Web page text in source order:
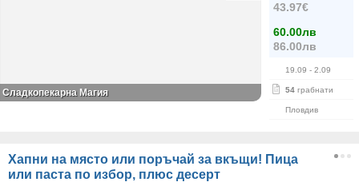
43.97€
60.00лв
86.00лв
19.09 - 2.09
54 грабнати
Пловдив
Сладкопекарна Магия
Хапни на място или поръчай за вкъщи! Пица
или паста по избор, плюс десерт